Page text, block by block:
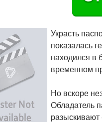
Украсть
показалась
находился в
временном
Но вскоре
Обладатель
разыскивают